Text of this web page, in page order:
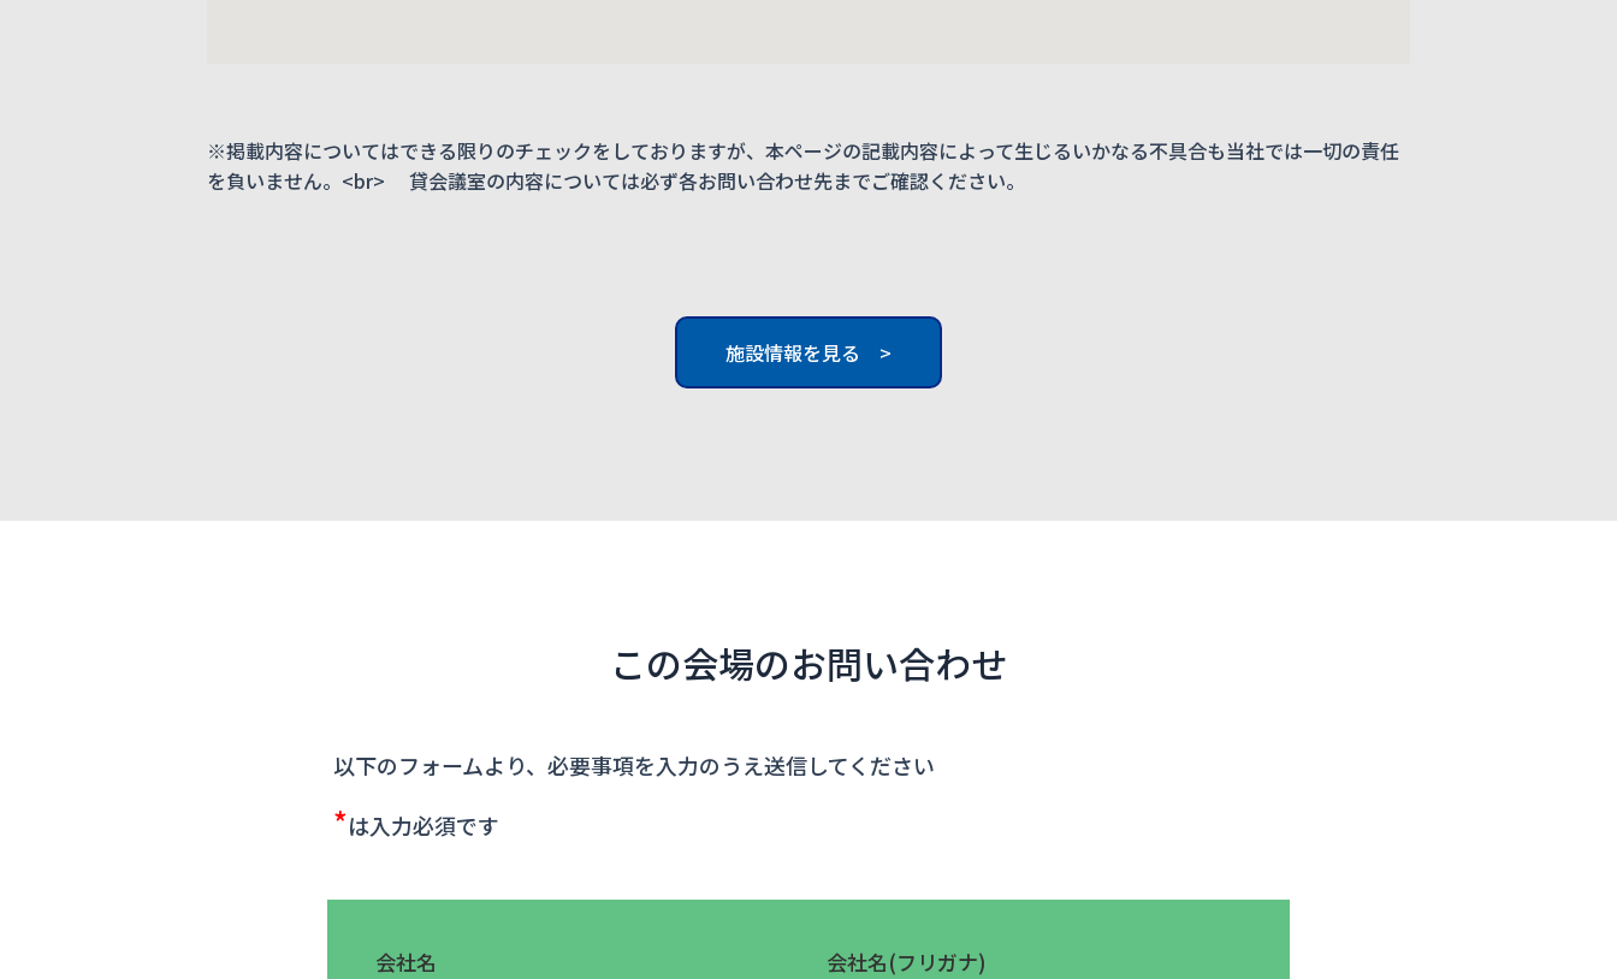
※掲載内容についてはできる限りのチェックをしておりますが、本ページの記載内容によって生じるいかなる不具合も当社では一切の責任
を負いません。<br> 貸会議室の内容については必ず各お問い合わせ先までご確認ください。
施設情報を見る >
この会場のお問い合わせ
以下のフォームより、必要事項を入力のうえ送信してください
*は入力必須です
会社名 会社名(フリガナ)